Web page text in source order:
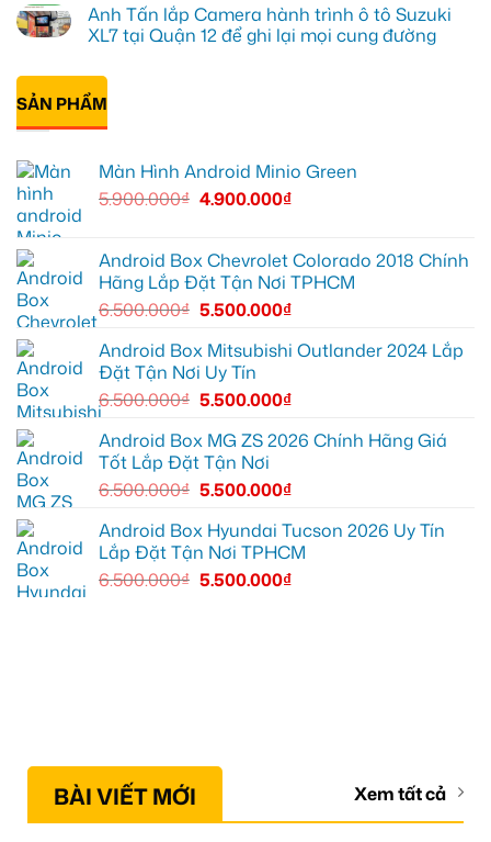
Quận
12
Minio
Green
cho
Quận
9
vì
thiếu
ích
lắp
Android
box
Quận
1,
nâng
bình
luận
ở
bi
gầm
ô
Ford
Everest
tại
ánh
sáng
tốt
hơn
Anh Tấn lắp Camera hành trình ô tô Suzuki
XL7 tại Quận 12 để ghi lại mọi cung đường
có
bình
luận
ở
Anh
Camera
trình
XL7
tại
Quận
để
ghi
mọi
cung
đường
SẢN PHẨM
Màn Hình Android Minio Green
5.900.000₫ 4.900.000₫
Android Box Chevrolet Colorado 2018 Chính
Hãng Lắp Đặt Tận Nơi TPHCM
6.500.000₫ 5.500.000₫
Android Box Mitsubishi Outlander 2024 Lắp
Đặt Tận Nơi Uy Tín
6.500.000₫ 5.500.000₫
Android Box MG ZS 2026 Chính Hãng Giá
Tốt Lắp Đặt Tận Nơi
6.500.000₫ 5.500.000₫
Android Box Hyundai Tucson 2026 Uy Tín
Lắp Đặt Tận Nơi TPHCM
6.500.000₫ 5.500.000₫
BÀI VIẾT MỚI Xem tất cả